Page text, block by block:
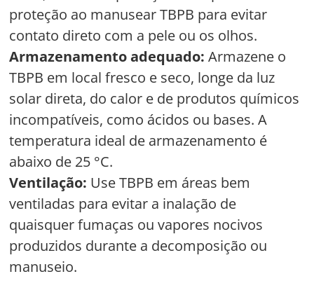
proteção ao manusear TBPB para evitar
contato direto com a pele ou os olhos.
Armazenamento adequado: Armazene o
TBPB em local fresco e seco, longe da luz
solar direta, do calor e de produtos químicos
incompatíveis, como ácidos ou bases. A
temperatura ideal de armazenamento é
abaixo de 25 °C.
Ventilação: Use TBPB em áreas bem
ventiladas para evitar a inalação de
quaisquer fumaças ou vapores nocivos
produzidos durante a decomposição ou
manuseio.